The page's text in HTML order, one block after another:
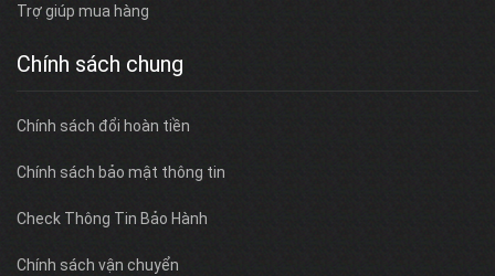
Trợ giúp mua hàng
Chính sách chung
Chính sách đổi hoàn tiền
Chính sách bảo mật thông tin
Check Thông Tin Bảo Hành
Chính sách vận chuyển